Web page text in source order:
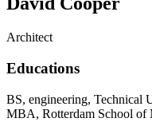
Architect
Educations
BS, engineering, Technical
MBA, Rotterdam School of